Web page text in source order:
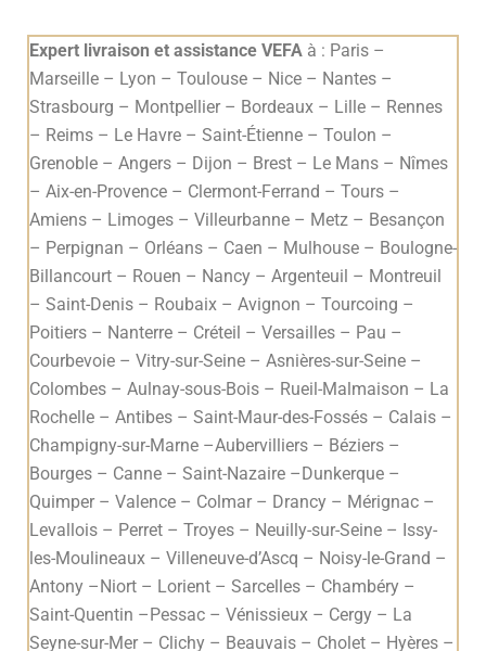
Expert livraison et assistance VEFA à : Paris –
Marseille – Lyon – Toulouse – Nice – Nantes –
Strasbourg – Montpellier – Bordeaux – Lille – Rennes
– Reims – Le Havre – Saint-Étienne – Toulon –
Grenoble – Angers – Dijon – Brest – Le Mans – Nîmes
– Aix-en-Provence – Clermont-Ferrand – Tours –
Amiens – Limoges – Villeurbanne – Metz – Besançon
– Perpignan – Orléans – Caen – Mulhouse – Boulogne-
Billancourt – Rouen – Nancy – Argenteuil – Montreuil
– Saint-Denis – Roubaix – Avignon – Tourcoing –
Poitiers – Nanterre – Créteil – Versailles – Pau –
Courbevoie – Vitry-sur-Seine – Asnières-sur-Seine –
Colombes – Aulnay-sous-Bois – Rueil-Malmaison – La
Rochelle – Antibes – Saint-Maur-des-Fossés – Calais –
Champigny-sur-Marne –Aubervilliers – Béziers –
Bourges – Canne – Saint-Nazaire –Dunkerque –
Quimper – Valence – Colmar – Drancy – Mérignac –
Levallois – Perret – Troyes – Neuilly-sur-Seine – Issy-
les-Moulineaux – Villeneuve-d’Ascq – Noisy-le-Grand –
Antony –Niort – Lorient – Sarcelles – Chambéry –
Saint-Quentin –Pessac – Vénissieux – Cergy – La
Seyne-sur-Mer – Clichy – Beauvais – Cholet – Hyères –